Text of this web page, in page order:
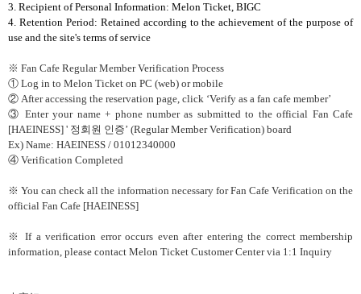
3. Recipient of Personal Information: Melon Ticket, BIGC
4. Retention Period: Retained according to the achievement of the purpose of
use and the site's terms of service
※ Fan Cafe Regular Member Verification Process
① Log in to Melon Ticket on PC (web) or mobile
② After accessing the reservation page, click ‘Verify as a fan cafe member’
③ Enter your name + phone number as submitted to the official Fan Cafe
[HAEINESS] ' 정회원 인증’ (Regular Member Verification) board
Ex) Name: HAEINESS / 01012340000
④ Verification Completed
※ You can check all the information necessary for Fan Cafe Verification on the
official Fan Cafe [HAEINESS]
※
If a verification error occurs even after entering the correct membership
information, please contact Melon Ticket Customer Center via 1:1 Inquiry